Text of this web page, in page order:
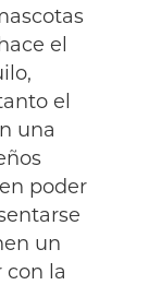
el
el
una
poder
un
la